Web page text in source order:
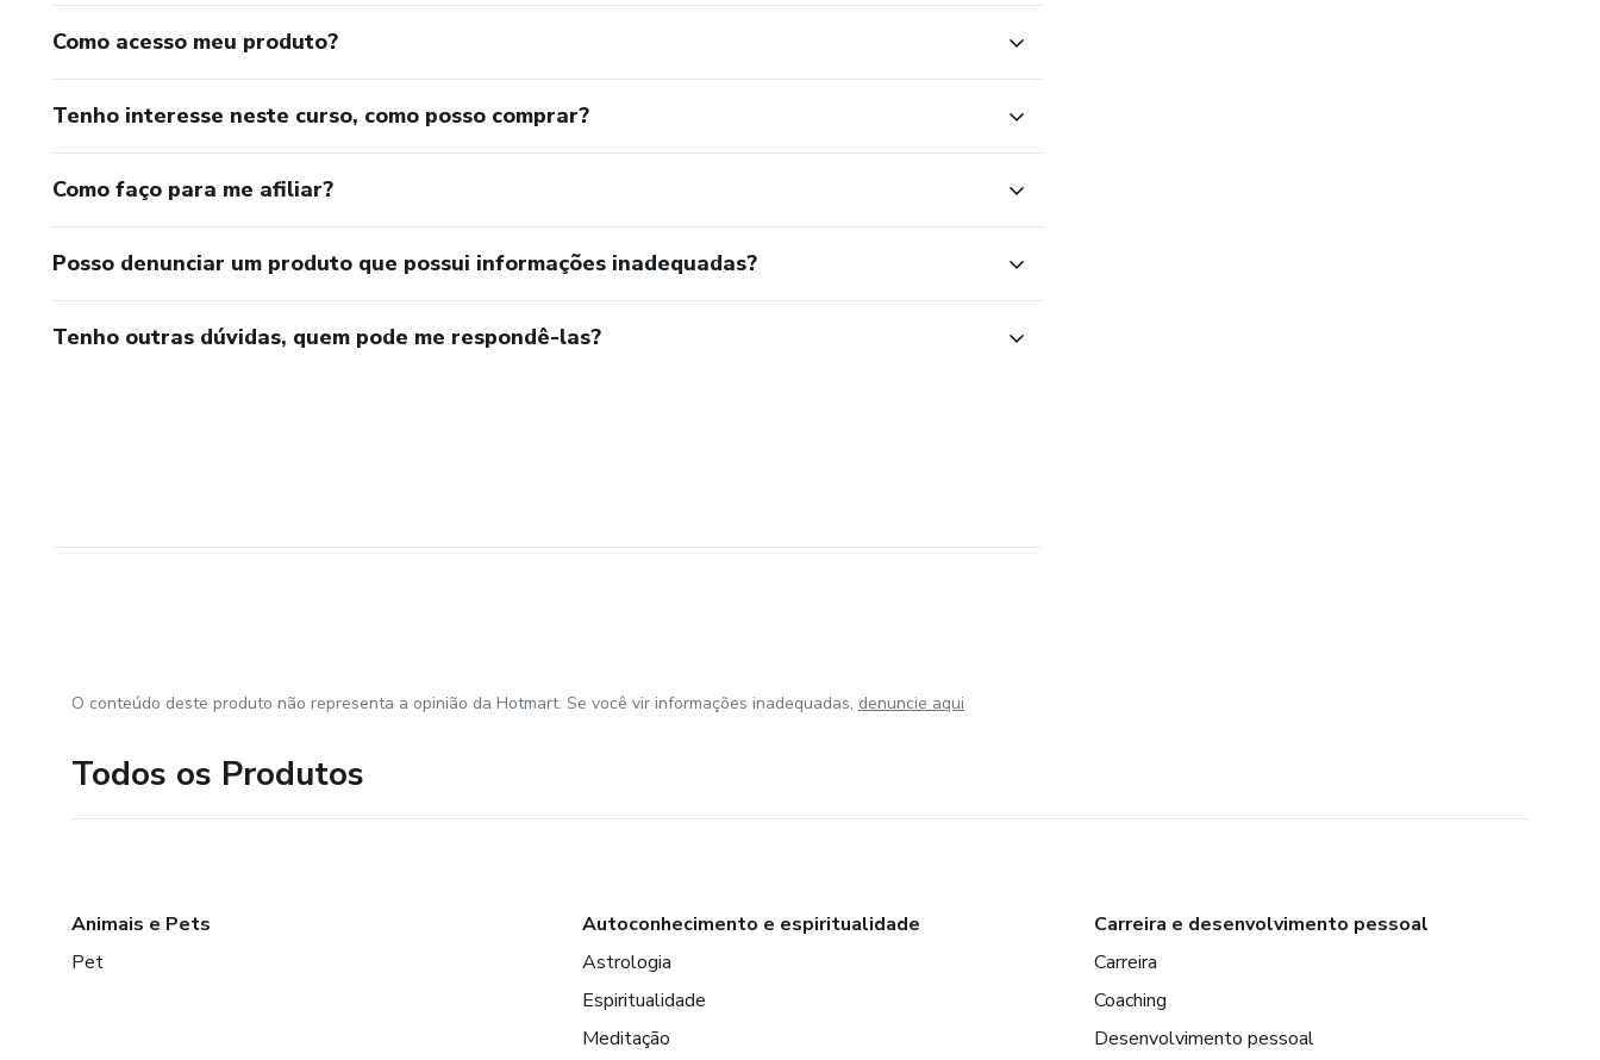
Como acesso meu produto?
Tenho interesse neste curso, como posso comprar?
Como faço para me afiliar?
Posso denunciar um produto que possui informações inadequadas?
Tenho outras dúvidas, quem pode me respondê-las?
O conteúdo deste produto não representa a opinião da Hotmart. Se você vir informações inadequadas, denuncie aqui
Todos os Produtos
Animais e Pets
Pet
Autoconhecimento e espiritualidade
Astrologia
Espiritualidade
Meditação
Carreira e desenvolvimento pessoal
Carreira
Coaching
Desenvolvimento pessoal